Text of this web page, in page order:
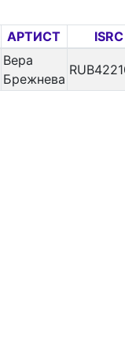
АРТИСТ ISRC
Вера
Брежнева